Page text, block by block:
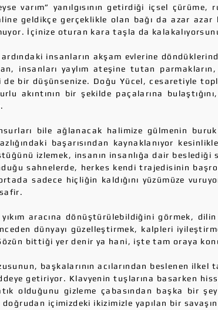
varım” yanılgısının getirdiği içsel
geldikçe gerçeklikle olan bağı da azar
İçinize oturan kara taşla da
insanların akşam evlerine
insanları yaylım ateşine tutan
bir düşünsenize. Doğu Yücel, cesaretiyle
akıntının bir şekilde paçalarına
bile ağlanacak halimize gülmenin buruk
başarısından kaynaklanıyor
izlemek, insanın insanlığa dair beslediği
sahnelerde, herkes kendi trajedisinin
sadece hiçliğin kaldığını yüzümüze
aracına dönüştürülebildiğini görmek,
dünyayı güzelleştirmek, kalpleri
bittiği yer denir ya hani, işte tam oraya
başkalarının acılarından beslenen ilkel
getiriyor. Klavyenin tuşlarına basarken
olduğunu gizleme çabasından başka bir
içimizdeki ikizimizle yapılan bir